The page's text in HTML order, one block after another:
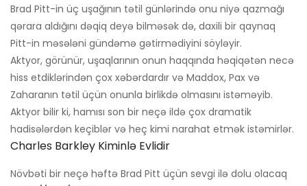
Brad Pitt-in üç uşağının tətil günlərində onu niyə qazmağı
qərara aldığını dəqiq deyə bilməsək də, daxili bir qaynaq
Pitt-in məsələni gündəmə gətirmədiyini söyləyir.
Aktyor, görünür, uşaqlarının onun haqqında həqiqətən necə
hiss etdiklərindən çox xəbərdardır və Maddox, Pax və
Zaharanın tətil üçün onunla birlikdə olmasını istəməyib.
Aktyor bilir ki, hamısı son bir neçə ildə çox dramatik
hadisələrdən keçiblər və heç kimi narahat etmək istəmirlər.
Charles Barkley Kiminlə Evlidir
Növbəti bir neçə həftə Brad Pitt üçün sevgi ilə dolu olacaq